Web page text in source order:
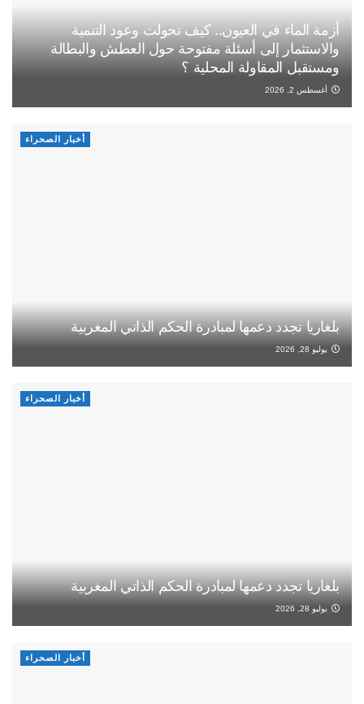
أزمة الماء في العيون.. كيف تحولت وعود التنمية
والاستثمار إلى أسئلة مفتوحة حول العطش والبطالة
ومستقبل المقاولة المحلية ؟
أغسطس 2, 2026
أخبار الصحراء
بلغاريا تجدد دعمها لمبادرة الحكم الذاتي المغربية
يوليو 28, 2026
أخبار الصحراء
بلغاريا تجدد دعمها لمبادرة الحكم الذاتي المغربية
يوليو 28, 2026
أخبار الصحراء